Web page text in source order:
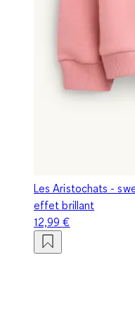
Les Aristochats -
effet brillant
12,99 €